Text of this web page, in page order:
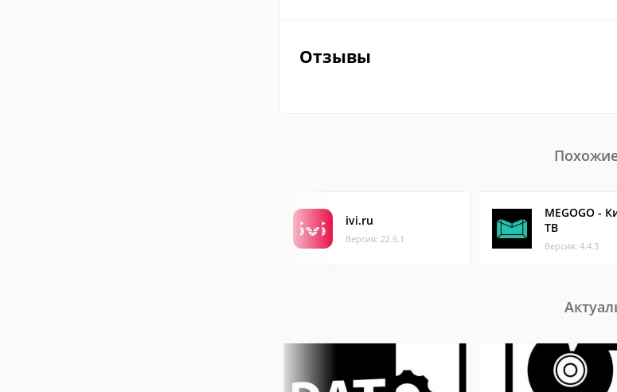
Отзывы
ivi.ru
Версия: 22.6.1
MEGOGO -
ТВ
Версия: 4.4.3